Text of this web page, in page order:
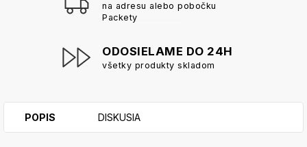
na adresu alebo pobočku
Packety
ODOSIELAME DO 24H
všetky produkty skladom
POPIS DISKUSIA